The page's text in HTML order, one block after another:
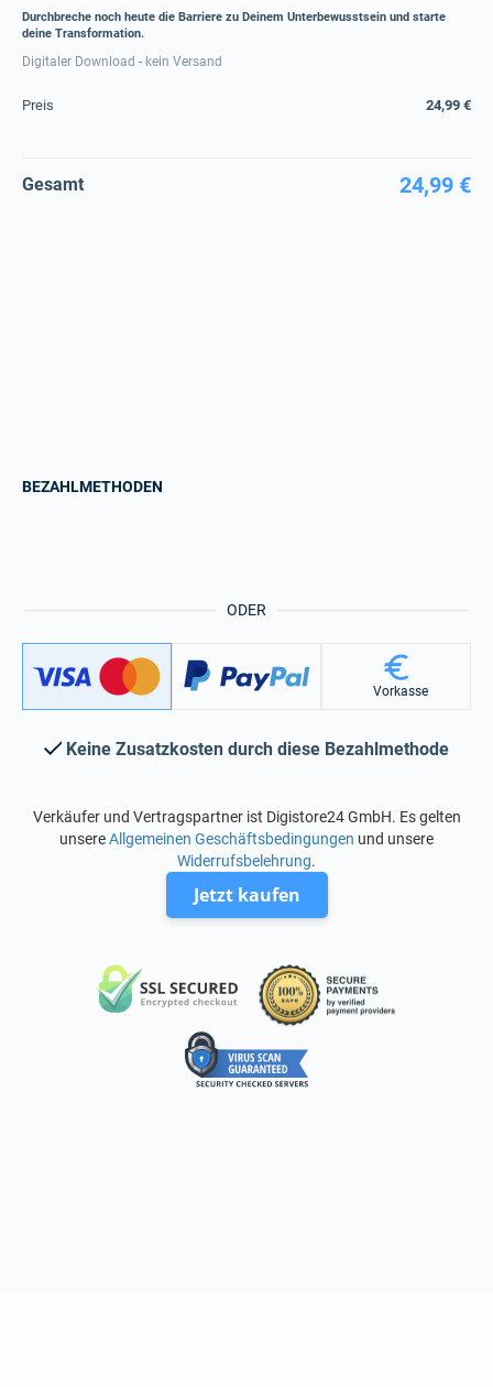
Durchbreche noch heute die Barriere zu Deinem Unterbewusstsein und starte
deine Transformation.
Digitaler Download - kein Versand
Preis 24,99 €
Gesamt 24,99 €
ODER
BEZAHLMETHODEN
Vorkasse
Keine Zusatzkosten durch diese Bezahlmethode
Verkäufer und Vertragspartner ist Digistore24 GmbH. Es gelten
unsereAllgemeinen Geschäftsbedingungen und unsere
Widerrufsbelehrung.
Jetzt kaufen